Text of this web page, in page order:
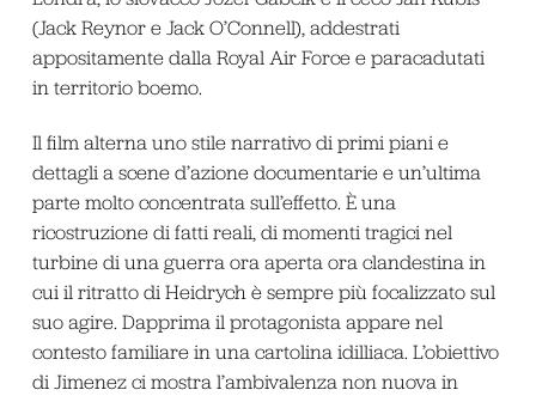
(Jack Reynor e Jack O’Connell), addestrati
appositamente dalla Royal Air Force e paracadutati
in territorio boemo.
Il film alterna uno stile narrativo di primi piani e
dettagli a scene d’azione documentarie e un’ultima
parte molto concentrata sull’effetto. È una
ricostruzione di fatti reali, di momenti tragici nel
turbine di una guerra ora aperta ora clandestina in
cui il ritratto di Heidrych è sempre più focalizzato sul
suo agire. Dapprima il protagonista appare nel
contesto familiare in una cartolina idilliaca. L’obiettivo
di Jimenez ci mostra l’ambivalenza non nuova in